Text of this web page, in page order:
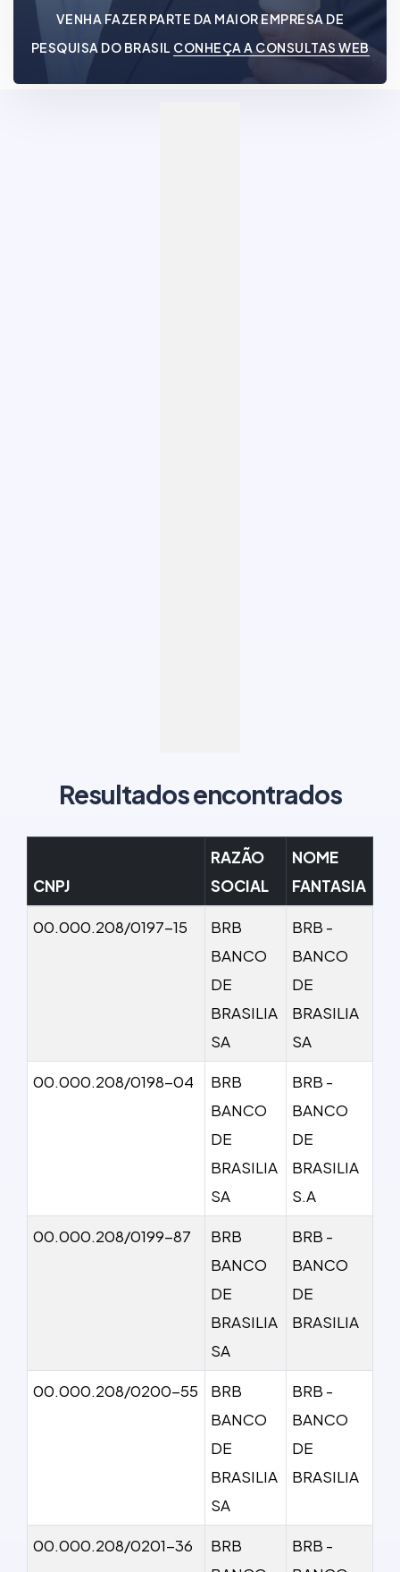
VENHA FAZER PARTE DA MAIOR EMPRESA DE
PESQUISA DO BRASIL CONHEÇA A CONSULTAS WEB
Resultados encontrados
CNPJ
RAZÃO
SOCIAL
NOME
FANTASIA
00.000.208/0197-15
BRB
BANCO
DE
BRASILIA
SA
BRB -
BANCO
DE
BRASILIA
SA
00.000.208/0198-04
BRB
BANCO
DE
BRASILIA
SA
BRB -
BANCO
DE
BRASILIA
S.A
00.000.208/0199-87
BRB
BANCO
DE
BRASILIA
SA
BRB -
BANCO
DE
BRASILIA
00.000.208/0200-55
BRB
BANCO
DE
BRASILIA
SA
BRB -
BANCO
DE
BRASILIA
00.000.208/0201-36
BRB
BRB -